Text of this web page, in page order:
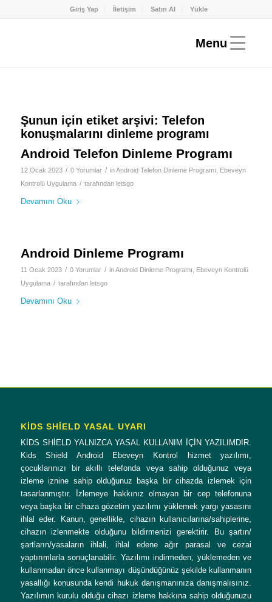
Giriş Yap İletişim Satın Al Yükle
Şunun için etiket arşivi: Telefon
konuşmalarını dinleme programı
Android Telefon Dinleme Programı
12 Ocak 2023 / 0 Yorumlar / inAndroid Telefon Dinleme Programı
Ebeveyn
Kontrolü Uygulama / tarafından letsgo
Devamını Oku
Android Dinleme Programı
11 Ocak 2023 / 0 Yorumlar / inAndroid Dinleme Programı
Ebeveyn Kontrolü
Uygulama / tarafından letsgo
Devamını Oku
KİDS SHİELD YASAL UYARI
KİDS SHİELD YALNIZCA YASAL KULLANIM İÇİN YAZILIMDIR.
Kids Shield Android Ebeveyn Kontrol hizmet yazılımı,
çocuklarınızı bir akıllı telefonda veya sahip olduğunuz veya
izleme iznine sahip olduğunuz başka bir cihazda izlemek için
tasarlanmıştır. İzlemeye hakkınız olmayan bir cep telefonuna
veya başka bir cihaza gözetim yazılımı yüklemek yargı yasasını
ihlal eder. Kanun, genellikle, cihazın kullanıcılarına/sahiplerine,
cihazın izlenmekte olduğunu bildirmenizi gerektirir. Bu şartın/
şartların/yasaların ihlali, ihlal edene ağır parasal ve cezai
yaptırımlarla sonuçlanabilir. Yazılımı indirmeden, yüklemeden ve
kullanmadan önce kullanmayı düşündüğünüz şekilde kullanmanın
yasallığı konusunda kendi hukuk danışmanınıza danışmalısınız.
Yazılımın kurulu olduğu cihazı izleme hakkına sahip olduğunuzu